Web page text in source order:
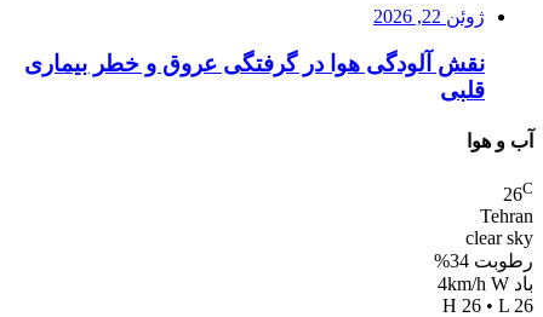
ژوئن 22, 2026
نقش آلودگی هوا در گرفتگی عروق و خطر بیماری
قلبی
آب و هوا
26C
Tehran
clear sky
رطوبت 34%
باد 4km/h W
H 26 • L 26